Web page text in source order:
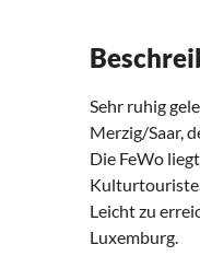
Sehr ruhig
Merzig/Saar,
Die FeWo
Leicht zu
Luxemburg.